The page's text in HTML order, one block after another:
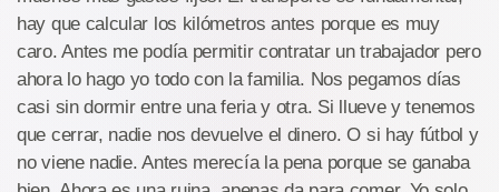
hay que calcular los kilómetros antes porque es muy
caro. Antes me podía permitir contratar un trabajador pero
ahora lo hago yo todo con la familia. Nos pegamos días
casi sin dormir entre una feria y otra. Si llueve y tenemos
que cerrar, nadie nos devuelve el dinero. O si hay fútbol y
no viene nadie. Antes merecía la pena porque se ganaba